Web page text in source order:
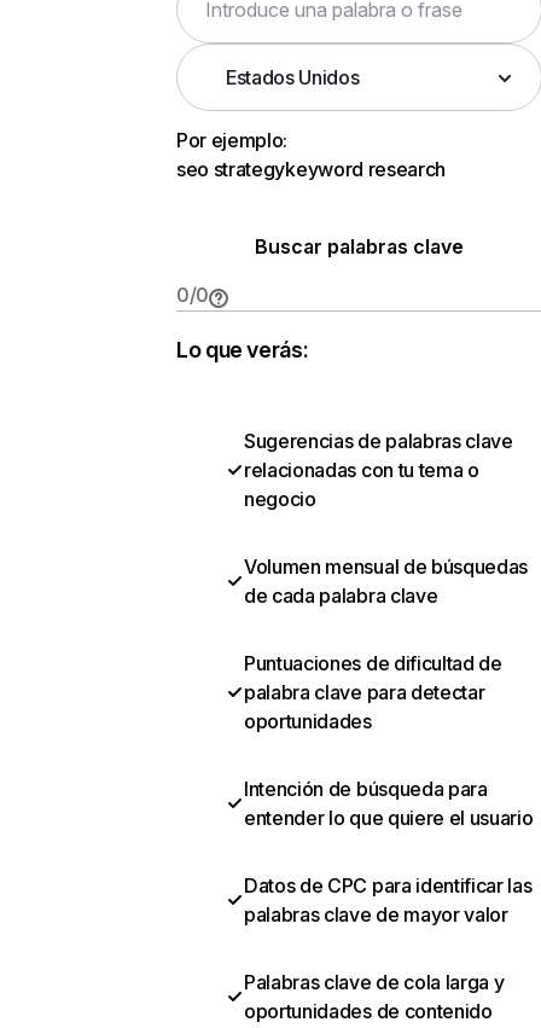
Estados Unidos
Por ejemplo:
seo strategykeyword research
Buscar palabras clave
0/0
Lo que verás:
Sugerencias de palabras clave
relacionadas con tu tema o
negocio
Volumen mensual de búsquedas
de cada palabra clave
Puntuaciones de dificultad de
palabra clave para detectar
oportunidades
Intención de búsqueda para
entender lo que quiere el usuario
Datos de CPC para identificar las
palabras clave de mayor valor
Palabras clave de cola larga y
oportunidades de contenido